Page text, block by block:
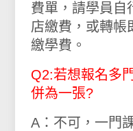
費單，請學員自
店繳費，或轉
繳學費。
Q2:若想報名多
併為一張?
A：不可，一門